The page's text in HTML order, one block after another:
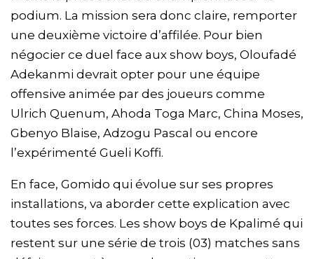
podium. La mission sera donc claire, remporter
une deuxième victoire d’affilée. Pour bien
négocier ce duel face aux show boys, Oloufadé
Adekanmi devrait opter pour une équipe
offensive animée par des joueurs comme
Ulrich Quenum, Ahoda Toga Marc, China Moses,
Gbenyo Blaise, Adzogu Pascal ou encore
l’expérimenté Gueli Koffi.
En face, Gomido qui évolue sur ses propres
installations, va aborder cette explication avec
toutes ses forces. Les show boys de Kpalimé qui
restent sur une série de trois (03) matches sans